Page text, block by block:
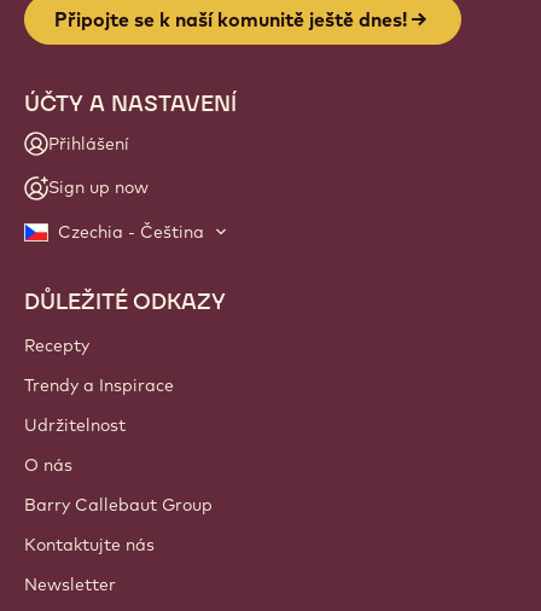
Připojte se k naší komunitě ještě dnes!
ÚČTY A NASTAVENÍ
Přihlášení
Sign up now
Czechia - Čeština
Footer
Callebaut
DŮLEŽITÉ ODKAZY
Recepty
Trendy a Inspirace
Udržitelnost
O nás
Barry Callebaut Group
Kontaktujte nás
Newsletter